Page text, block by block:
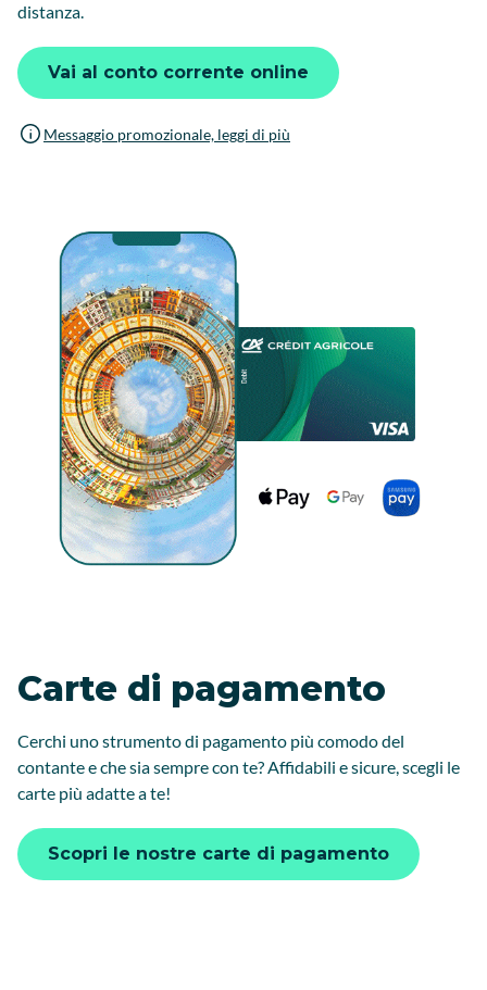
distanza.
Vai al conto corrente online
Messaggio promozionale, leggi di più
Carte di pagamento
Cerchi uno strumento di pagamento più comodo del
contante e che sia sempre con te? Affidabili e sicure, scegli le
carte più adatte a te!
Scopri le nostre carte di pagamento